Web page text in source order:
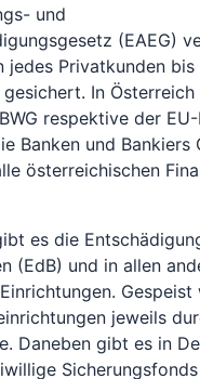
und
(EAEG)
jedes Privatkunden
In
respektive der
Banken und Bankiers
österreichischen
es die
(EdB) und in allen
Gespeist
jeweils
Daneben gibt es in